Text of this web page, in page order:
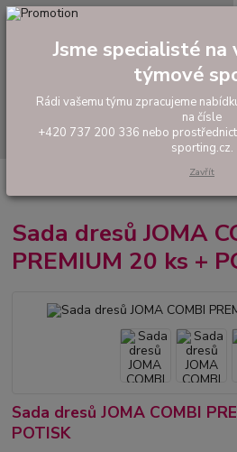
tel: +420 737 200 336
Akční sady dresů
COMBI PREMIUM 20 ks + POTISK
Sada dresů JOMA
PREMIUM 20 ks +
Sada dresů JOMA COMBI
POTISK
Jsme specialisté na
týmové
Rádi vašemu týmu zpracujeme
na čísle
+420 737 200 336 nebo
sporting.cz.
Zavřít